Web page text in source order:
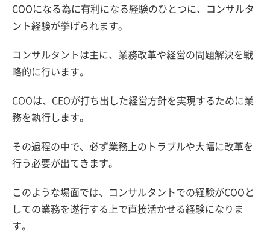
COOになる為に有利になる経験のひとつに、コンサルタ
ント経験が挙げられます。
コンサルタントは主に、業務改革や経営の問題解決を戦
略的に行います。
COOは、CEOが打ち出した経営方針を実現するために業
務を執行します。
その過程の中で、必ず業務上のトラブルや大幅に改革を
行う必要が出てきます。
このような場面では、コンサルタントでの経験がCOOと
しての業務を遂行する上で直接活かせる経験になりま
す。